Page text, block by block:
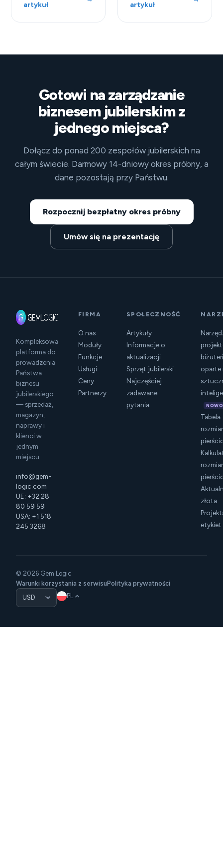
artykuł artykuł
Gotowi na zarządzanie
biznesem jubilerskim z
jednego miejsca?
Dołącz do ponad 200 zespołów jubilerskich na
całym świecie. Darmowy 14-dniowy okres próbny, a
dane pozostają przy Państwu.
Rozpocznij bezpłatny okres próbny
Umów się na prezentację
Kompleksowa
platforma do
prowadzenia
Państwa
biznesu
jubilerskiego
— sprzedaż,
magazyn,
naprawy i
klienci w
jednym
miejscu.
info@gem-
logic.com
UE: +32 28
80 59 59
USA: +1 518
245 3268
FIRMA
O nas
Moduły
Funkcje
Usługi
Ceny
Partnerzy
SPOŁECZNOŚĆ
Artykuły
Informacje o
aktualizacji
Sprzęt jubilerski
Najczęściej
zadawane
pytania
oparte
Tabela
złota
etykiet
© 2026 Gem Logic
Warunki korzystania z serwisu Polityka prywatności
PL